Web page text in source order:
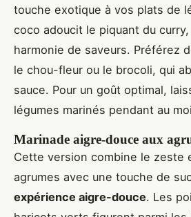
touche exotique à vos plats de
coco adoucit le piquant du
harmonie de saveurs. Préférez
le chou-fleur ou le brocoli, qui
sauce. Pour un goût optimal,
légumes marinés pendant au
Marinade aigre-douce aux
Cette version combine le zeste
agrumes avec une touche de
expérience aigre-douce. Les